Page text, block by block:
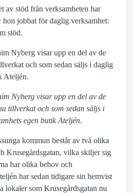
av stöd från verksamheten har
hon jobbat för daglig verksamhet:
stöd.
Nyberg visar upp en del av de
tillverkat och som sedan säljs i
egen butik Ateljén.
kommun består av två olika
Krusegårdsgatan, vilka skiljer sig
har olika behov och
har sedan tidigare sin hemvist
lokaler som Krusegårdsgatan nu